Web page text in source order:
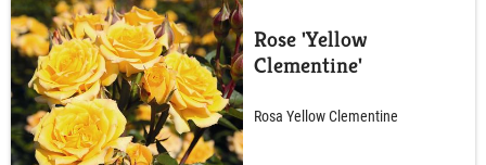
Rose 'Yellow
Clementine'
Rosa Yellow Clementine